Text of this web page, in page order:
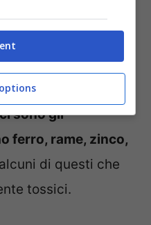
inorganiche che
i
magnesio,
ci sono gli
ferro, rame, zinco,
di questi che
tossici.